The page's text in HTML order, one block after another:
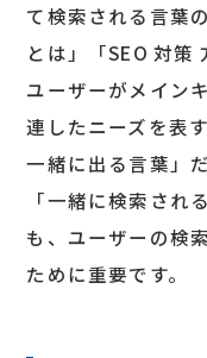
て検索される言葉
とは」「SEO 対策
ユーザーがメイン
連したニーズを表
一緒に出る言葉」
「一緒に検索され
も、ユーザーの検
ために重要です。